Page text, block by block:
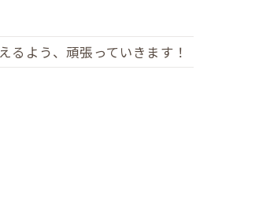
るよう、頑張っていきます！